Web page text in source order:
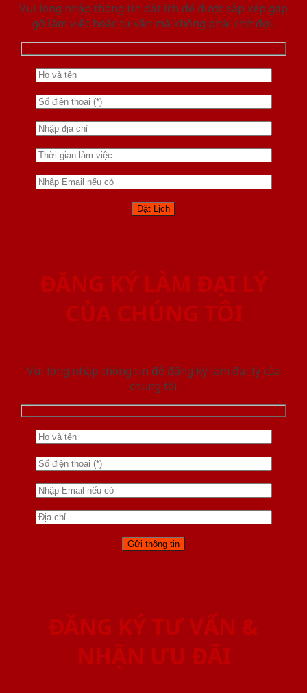
Vui lòng nhập thông tin đặt lịch để được sắp xếp gặp
gỡ làm việc hoăc tư vấn mà không phải chờ đợi.
ĐĂNG KÝ LÀM ĐẠI LÝ
CỦA CHÚNG TÔI
Vui lòng nhập thông tin để đăng ký làm đại lý của
chúng tôi
ĐĂNG KÝ TƯ VẤN &
NHẬN ƯU ĐÃI